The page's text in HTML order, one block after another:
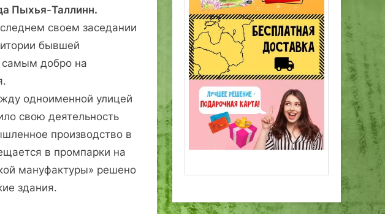
Пыхья-Таллинн.
своем заседании
бывшей
самым добро на
одноименной улицей
свою деятельность
производство в
в промпарки на
мануфактуры» решено
здания.